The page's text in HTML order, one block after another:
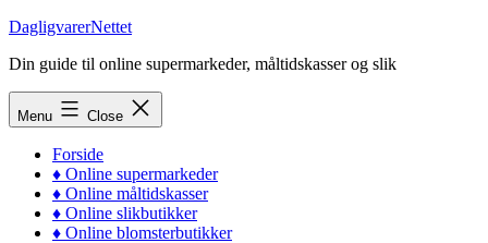
Skip
content
DagligvarerNettet
Din guide til online supermarkeder, måltidskasser og slik
Menu Close
Forside
♦ Online supermarkeder
♦ Online måltidskasser
♦ Online slikbutikker
♦ Online blomsterbutikker